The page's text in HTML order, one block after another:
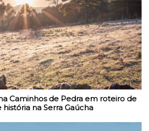
Caminhos de Pedra em roteiro de
na Serra Gaúcha